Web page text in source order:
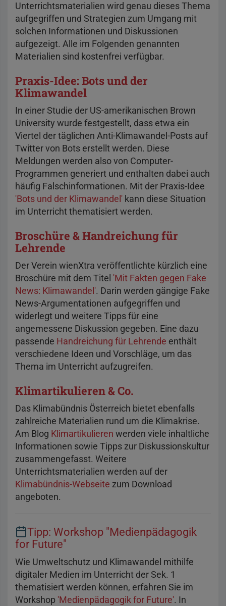
Unterrichtsmaterialien wird genau dieses Thema
aufgegriffen und Strategien zum Umgang mit
solchen Informationen und Diskussionen
aufgezeigt. Alle im Folgenden genannten
Materialien sind kostenfrei verfügbar.
Praxis-Idee: Bots und der
Klimawandel
In einer Studie der US-amerikanischen Brown
University wurde festgestellt, dass etwa ein
Viertel der täglichen Anti-Klimawandel-Posts auf
Twitter von Bots erstellt werden. Diese
Meldungen werden also von Computer-
Programmen generiert und enthalten dabei auch
häufig Falschinformationen. Mit der Praxis-Idee
'Bots und der Klimawandel' kann diese Situation
im Unterricht thematisiert werden.
Broschüre & Handreichung für
Lehrende
Der Verein wienXtra veröffentlichte kürzlich eine
Broschüre mit dem Titel 'Mit Fakten gegen Fake
News: Klimawandel'. Darin werden gängige Fake
News-Argumentationen aufgegriffen und
widerlegt und weitere Tipps für eine
angemessene Diskussion gegeben. Eine dazu
passende Handreichung für Lehrende enthält
verschiedene Ideen und Vorschläge, um das
Thema im Unterricht aufzugreifen.
Klimartikulieren & Co.
Das Klimabündnis Österreich bietet ebenfalls
zahlreiche Materialien rund um die Klimakrise.
Am Blog Klimartikulieren werden viele inhaltliche
Informationen sowie Tipps zur Diskussionskultur
zusammengefasst. Weitere
Unterrichtsmaterialien werden auf der
Klimabündnis-Webseite zum Download
angeboten.
Tipp: Workshop "Medienpädagogik
for Future"
Wie Umweltschutz und Klimawandel mithilfe
digitaler Medien im Unterricht der Sek. 1
thematisiert werden können, erfahren Sie im
Workshop 'Medienpädagogik for Future'. In